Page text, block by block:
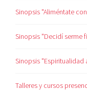
Sinopsis "Aliméntate
Sinopsis "Decidí serme
Sinopsis "Espiritualidad
Talleres y cursos